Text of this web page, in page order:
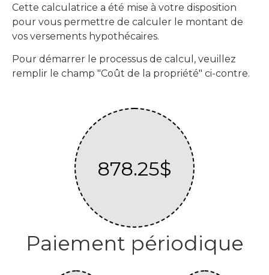
Cette calculatrice a été mise à votre disposition
pour vous permettre de calculer le montant de
vos versements hypothécaires.
Pour démarrer le processus de calcul, veuillez
remplir le champ "Coût de la propriété" ci-contre.
878.25$
Paiement périodique